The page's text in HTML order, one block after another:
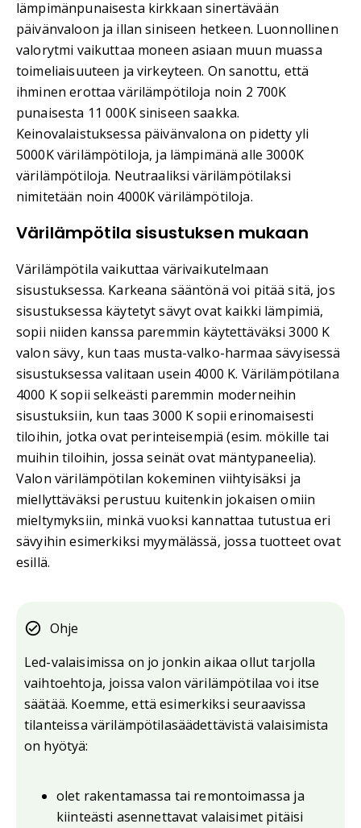
lämpimänpunaisesta kirkkaan sinertävään
päivänvaloon ja illan siniseen hetkeen. Luonnollinen
valorytmi vaikuttaa moneen asiaan muun muassa
toimeliaisuuteen ja virkeyteen. On sanottu, että
ihminen erottaa värilämpötiloja noin 2 700K
punaisesta 11 000K siniseen saakka.
Keinovalaistuksessa päivänvalona on pidetty yli
5000K värilämpötiloja, ja lämpimänä alle 3000K
värilämpötiloja. Neutraaliksi värilämpötilaksi
nimitetään noin 4000K värilämpötiloja.
Värilämpötila sisustuksen mukaan
Värilämpötila vaikuttaa värivaikutelmaan
sisustuksessa. Karkeana sääntönä voi pitää sitä, jos
sisustuksessa käytetyt sävyt ovat kaikki lämpimiä,
sopii niiden kanssa paremmin käytettäväksi 3000 K
valon sävy, kun taas musta-valko-harmaa sävyisessä
sisustuksessa valitaan usein 4000 K. Värilämpötilana
4000 K sopii selkeästi paremmin moderneihin
sisustuksiin, kun taas 3000 K sopii erinomaisesti
tiloihin, jotka ovat perinteisempiä (esim. mökille tai
muihin tiloihin, jossa seinät ovat mäntypaneelia).
Valon värilämpötilan kokeminen viihtyisäksi ja
miellyttäväksi perustuu kuitenkin jokaisen omiin
mieltymyksiin, minkä vuoksi kannattaa tutustua eri
sävyihin esimerkiksi myymälässä, jossa tuotteet ovat
esillä.
Ohje
Led-valaisimissa on jo jonkin aikaa ollut tarjolla
vaihtoehtoja, joissa valon värilämpötilaa voi itse
säätää. Koemme, että esimerkiksi seuraavissa
tilanteissa värilämpötilasäädettävistä valaisimista
on hyötyä:
olet rakentamassa tai remontoimassa ja
kiinteästi asennettavat valaisimet pitäisi